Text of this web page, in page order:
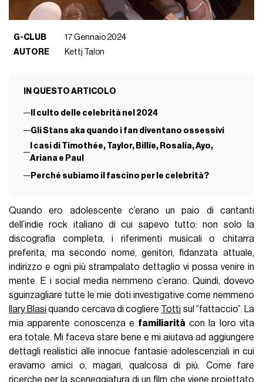
G-CLUB
17 Gennaio 2024
AUTORE
Kettj Talon
IN QUESTO ARTICOLO
Il culto delle celebrità nel 2024
Gli Stans aka quando i fan diventano ossessivi
I casi di Timothée, Taylor, Billie, Rosalía, Ayo,
Ariana e Paul
Perché subiamo il fascino per le celebrità?
Quando ero adolescente c’erano un paio di cantanti
dell’indie rock italiano di cui sapevo tutto: non solo la
discografia completa, i riferimenti musicali o chitarra
preferita, ma secondo nome, genitori, fidanzata attuale,
indirizzo e ogni più strampalato dettaglio vi possa venire in
mente. E i social media nemmeno c’erano. Quindi, dovevo
sguinzagliare tutte le mie doti investigative come nemmeno
Ilary Blasi quando cercava di cogliere Totti sul “fattaccio”. La
mia apparente conoscenza e familiarità con la loro vita
era totale. Mi faceva stare bene e mi aiutava ad aggiungere
dettagli realistici alle innocue fantasie adolescenziali in cui
eravamo amici o, magari, qualcosa di più. Come fare
ricerche per la sceneggiatura di un film che viene proiettato